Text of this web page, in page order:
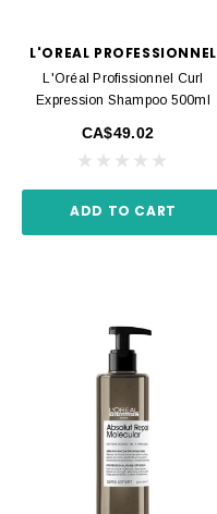
L'OREAL PROFESSIONNEL
L'Oréal Profissionnel Curl
Expression Shampoo 500ml
CA$49.02
ADD TO CART